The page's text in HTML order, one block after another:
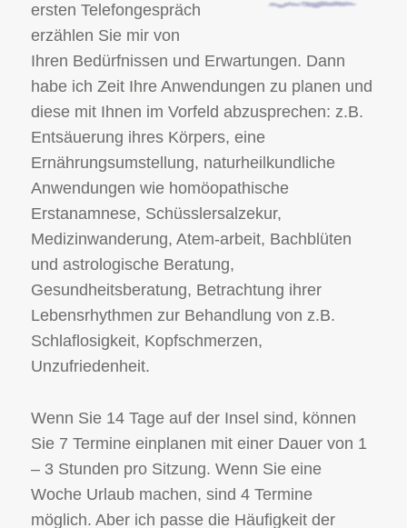
ersten Telefongespräch
erzählen Sie mir von
Ihren Bedürfnissen und Erwartungen. Dann
habe ich Zeit Ihre Anwendungen zu planen und
diese mit Ihnen im Vorfeld abzusprechen: z.B.
Entsäuerung ihres Körpers, eine
Ernährungsumstellung, naturheilkundliche
Anwendungen wie homöopathische
Erstanamnese, Schüsslersalzekur,
Medizinwanderung, Atem-arbeit, Bachblüten
und astrologische Beratung,
Gesundheitsberatung, Betrachtung ihrer
Lebensrhythmen zur Behandlung von z.B.
Schlaflosigkeit, Kopfschmerzen,
Unzufriedenheit.
Wenn Sie 14 Tage auf der Insel sind, können
Sie 7 Termine einplanen mit einer Dauer von 1
– 3 Stunden pro Sitzung. Wenn Sie eine
Woche Urlaub machen, sind 4 Termine
möglich. Aber ich passe die Häufigkeit der